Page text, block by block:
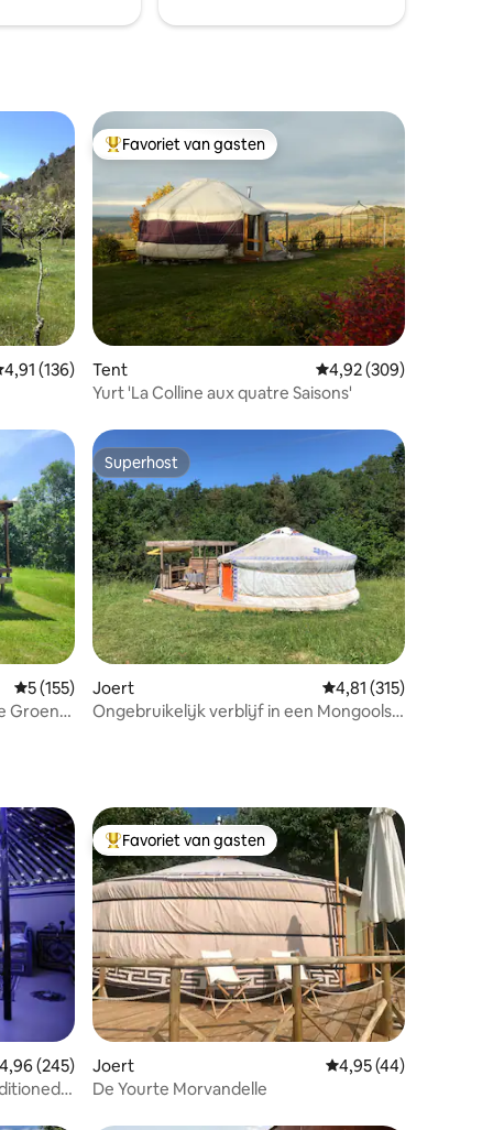
beoordeling van 4,91 uit 5, 136 recensies
4,91 (136)
Topfavoriet van gasten
Favoriet van gasten
Tent Gemiddelde
4,92 (309)
Yurt 'La Colline aux quatre Saisons'
Gemiddelde beoordeling van 5 uit 5, 155 recensies
5 (155)
Groene
Superhost
Superhost
Joert Gemiddelde
4,81 (315)
Ongebruikelijk verblijf in een Mongoolse
beoordeling van 4,96 uit 5, 245 recensies
4,96 (245)
Topfavoriet van gasten
Favoriet van gasten
Joert Gemiddelde
4,95 (44)
De Yourte Morvandelle